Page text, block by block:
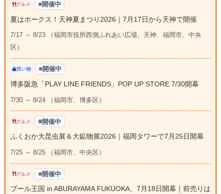
グルメ 開催中
夏はホークス！天神夏まつり2026｜7月17日から天神で開催
7/17 ～ 8/23 （福岡市役所西側ふれあい広場、天神、福岡市、中央
区）
買い物 開催中
博多阪急「PLAY LINE FRIENDS」POP UP STORE 7/30開幕
7/30 ～ 8/24 （福岡市、博多区）
グルメ 開催中
ふくおか大昆虫展＆大鉱物展2026｜福岡タワーで7月25日開幕
7/25 ～ 8/25 （福岡市、中央区）
グルメ 開催中
プール王国 in ABURAYAMA FUKUOKA、7月18日開幕｜前売りは